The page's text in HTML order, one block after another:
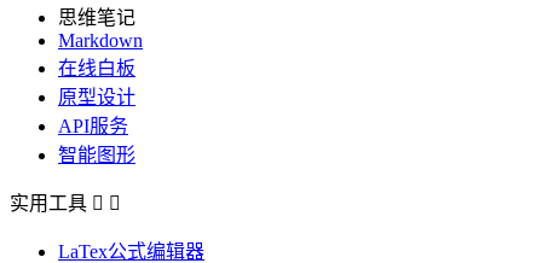
思维笔记
Markdown
在线白板
原型设计
API服务
智能图形
实用工具  
LaTex公式编辑器